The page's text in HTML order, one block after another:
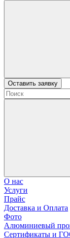
Оставить заявку
О нас
Услуги
Прайс
Доставка и Оплата
Фото
Алюминиевый
Сертификаты и